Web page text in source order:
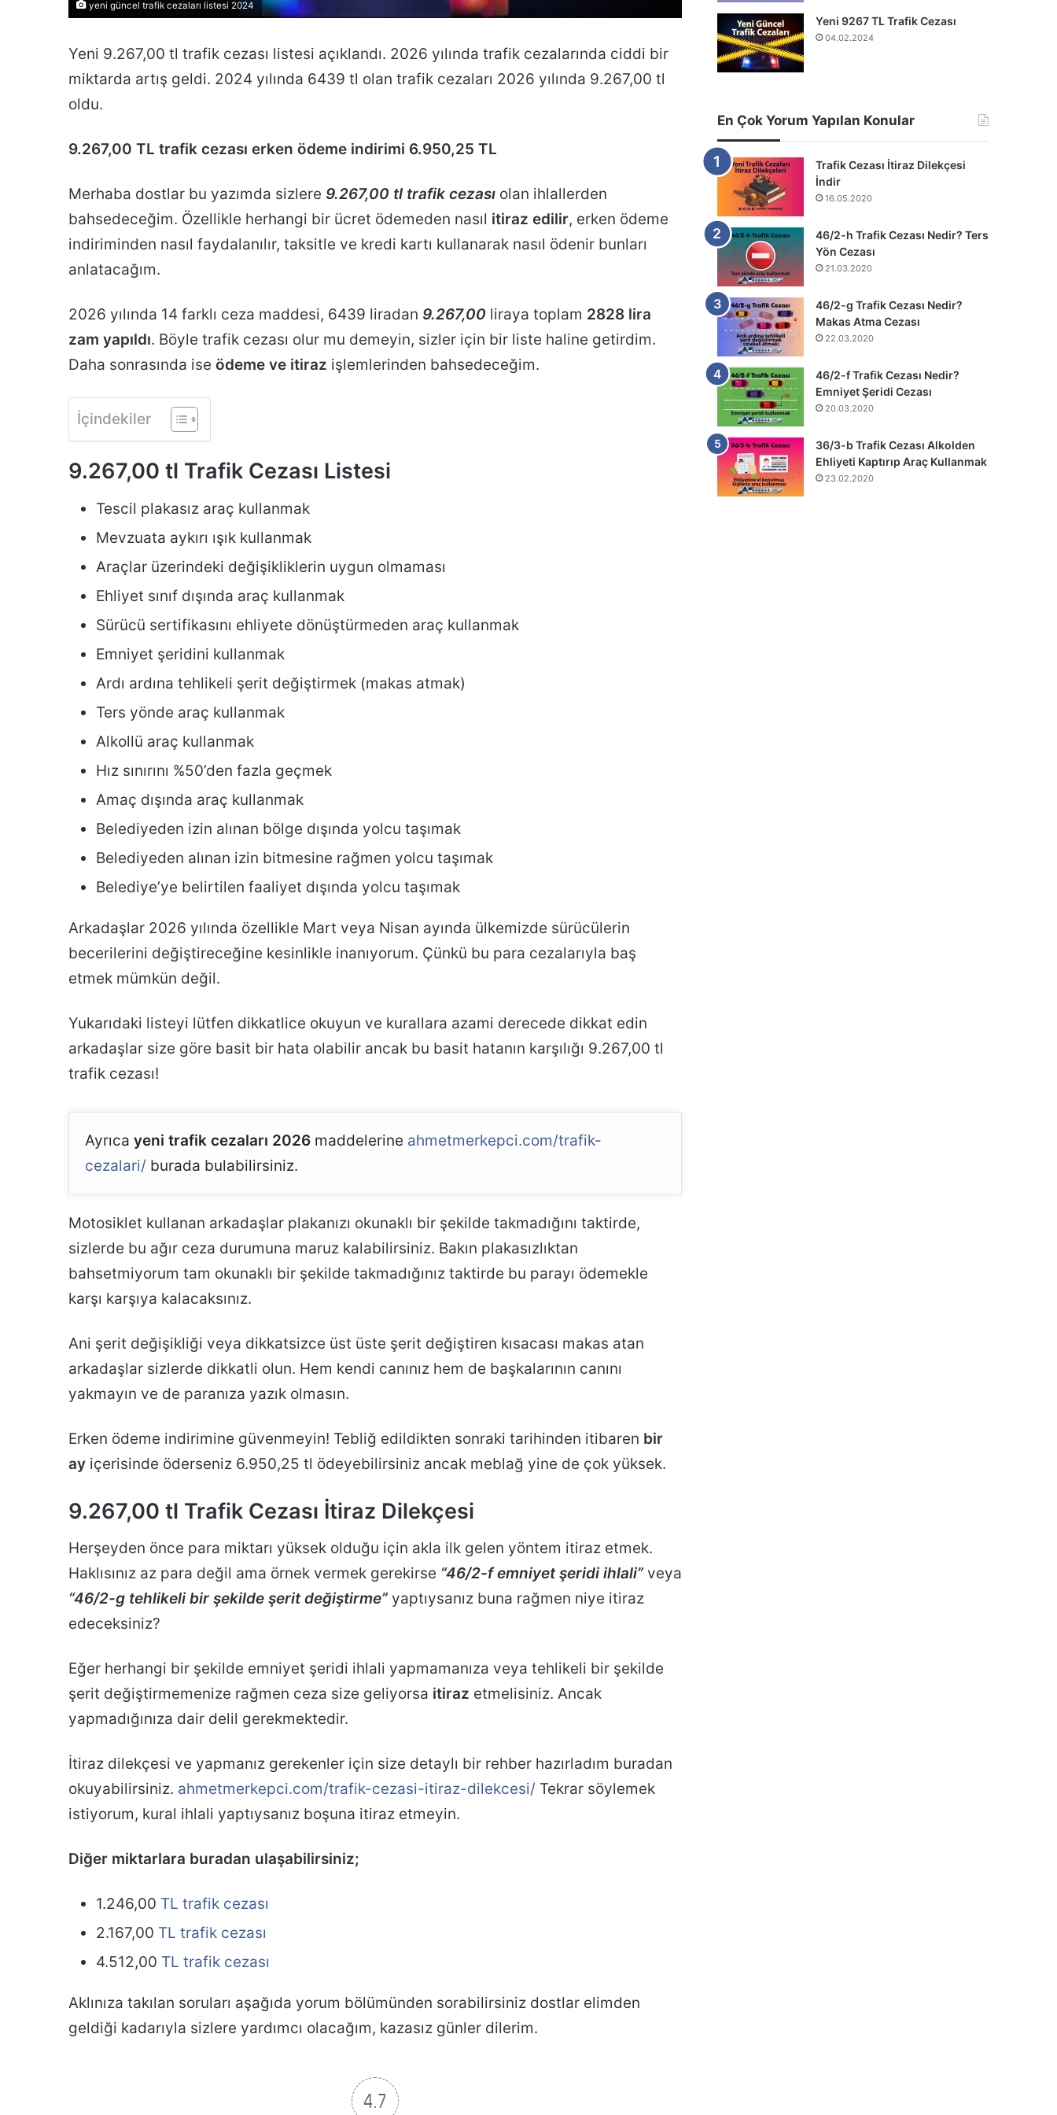
yeni güncel trafik cezaları listesi 2024
Yeni 9.267,00 tl trafik cezası listesi açıklandı. 2026 yılında trafik cezalarında ciddi bir
miktarda artış geldi. 2024 yılında 6439 tl olan trafik cezaları 2026 yılında 9.267,00 tl
oldu.
9.267,00 TL trafik cezası erken ödeme indirimi 6.950,25 TL
Merhaba dostlar bu yazımda sizlere 9.267,00 tl trafik cezası olan ihlallerden
bahsedeceğim. Özellikle herhangi bir ücret ödemeden nasıl itiraz edilir, erken ödeme
indiriminden nasıl faydalanılır, taksitle ve kredi kartı kullanarak nasıl ödenir bunları
anlatacağım.
2026 yılında 14 farklı ceza maddesi, 6439 liradan 9.267,00 liraya toplam 2828 lira
zam yapıldı. Böyle trafik cezası olur mu demeyin, sizler için bir liste haline getirdim.
Daha sonrasında ise ödeme ve itiraz işlemlerinden bahsedeceğim.
İçindekiler
9.267,00 tl Trafik Cezası Listesi
Tescil plakasız araç kullanmak
Mevzuata aykırı ışık kullanmak
Araçlar üzerindeki değişikliklerin uygun olmaması
Ehliyet sınıf dışında araç kullanmak
Sürücü sertifikasını ehliyete dönüştürmeden araç kullanmak
Emniyet şeridini kullanmak
Ardı ardına tehlikeli şerit değiştirmek (makas atmak)
Ters yönde araç kullanmak
Alkollü araç kullanmak
Hız sınırını %50’den fazla geçmek
Amaç dışında araç kullanmak
Belediyeden izin alınan bölge dışında yolcu taşımak
Belediyeden alınan izin bitmesine rağmen yolcu taşımak
Belediye’ye belirtilen faaliyet dışında yolcu taşımak
Arkadaşlar 2026 yılında özellikle Mart veya Nisan ayında ülkemizde sürücülerin
becerilerini değiştireceğine kesinlikle inanıyorum. Çünkü bu para cezalarıyla baş
etmek mümkün değil.
Yukarıdaki listeyi lütfen dikkatlice okuyun ve kurallara azami derecede dikkat edin
arkadaşlar size göre basit bir hata olabilir ancak bu basit hatanın karşılığı 9.267,00 tl
trafik cezası!
Ayrıca yeni trafik cezaları 2026 maddelerine ahmetmerkepci.com/trafik-
cezalari/ burada bulabilirsiniz.
Motosiklet kullanan arkadaşlar plakanızı okunaklı bir şekilde takmadığını taktirde,
sizlerde bu ağır ceza durumuna maruz kalabilirsiniz. Bakın plakasızlıktan
bahsetmiyorum tam okunaklı bir şekilde takmadığınız taktirde bu parayı ödemekle
karşı karşıya kalacaksınız.
Ani şerit değişikliği veya dikkatsizce üst üste şerit değiştiren kısacası makas atan
arkadaşlar sizlerde dikkatli olun. Hem kendi canınız hem de başkalarının canını
yakmayın ve de paranıza yazık olmasın.
Erken ödeme indirimine güvenmeyin! Tebliğ edildikten sonraki tarihinden itibaren bir
ay içerisinde öderseniz 6.950,25 tl ödeyebilirsiniz ancak meblağ yine de çok yüksek.
9.267,00 tl Trafik Cezası İtiraz Dilekçesi
Herşeyden önce para miktarı yüksek olduğu için akla ilk gelen yöntem itiraz etmek.
Haklısınız az para değil ama örnek vermek gerekirse “46/2-f emniyet şeridi ihlali” veya
“46/2-g tehlikeli bir şekilde şerit değiştirme” yaptıysanız buna rağmen niye itiraz
edeceksiniz?
Eğer herhangi bir şekilde emniyet şeridi ihlali yapmamanıza veya tehlikeli bir şekilde
şerit değiştirmemenize rağmen ceza size geliyorsa itiraz etmelisiniz. Ancak
yapmadığınıza dair delil gerekmektedir.
İtiraz dilekçesi ve yapmanız gerekenler için size detaylı bir rehber hazırladım buradan
okuyabilirsiniz. ahmetmerkepci.com/trafik-cezasi-itiraz-dilekcesi/ Tekrar söylemek
istiyorum, kural ihlali yaptıysanız boşuna itiraz etmeyin.
Diğer miktarlara buradan ulaşabilirsiniz;
1.246,00 TL trafik cezası
2.167,00 TL trafik cezası
4.512,00 TL trafik cezası
Aklınıza takılan soruları aşağıda yorum bölümünden sorabilirsiniz dostlar elimden
geldiği kadarıyla sizlere yardımcı olacağım, kazasız günler dilerim.
4.7
Yeni 9267 TL Trafik Cezası
04.02.2024
En Çok Yorum Yapılan Konular
Trafik Cezası İtiraz Dilekçesi
İndir
16.05.2020
46/2-h Trafik Cezası Nedir? Ters
Yön Cezası
21.03.2020
46/2-g Trafik Cezası Nedir?
Makas Atma Cezası
22.03.2020
46/2-f Trafik Cezası Nedir?
Emniyet Şeridi Cezası
20.03.2020
36/3-b Trafik Cezası Alkolden
Ehliyeti Kaptırıp Araç Kullanmak
23.02.2020